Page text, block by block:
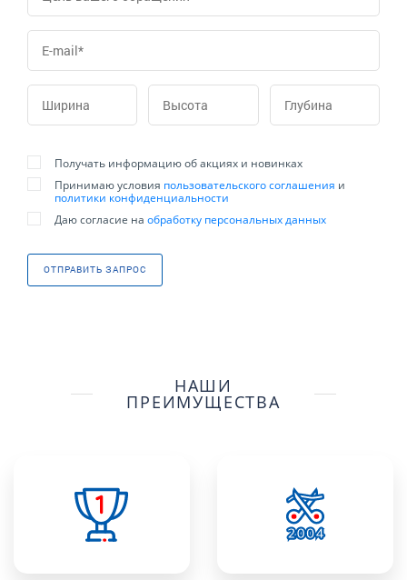
ОТПРАВИТЬ ЗАПРОС
Получать информацию об акциях и новинках
Принимаю условия пользовательского соглашения и
политики конфиденциальности
Даю согласие на обработку персональных данных
НАШИ
ПРЕИМУЩЕСТВА